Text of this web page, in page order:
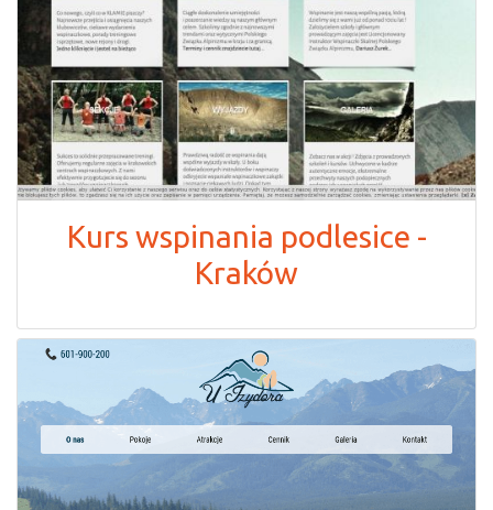
Kurs wspinania podlesice -
Kraków